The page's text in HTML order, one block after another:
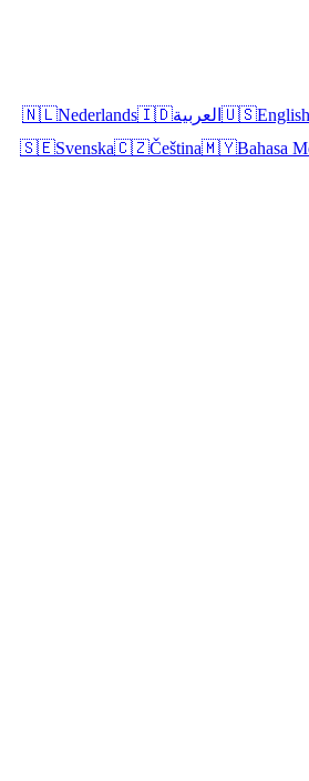
🇺🇸English العربية 🇳🇱Nederlands🇮🇩
🇸🇪Svenska🇨🇿Čeština🇲🇾Bahasa